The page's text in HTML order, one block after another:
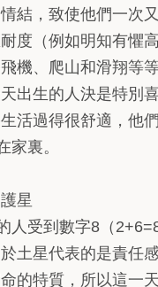
結，致使他們一次
度（例如明知有懼
機、爬山和滑翔等
出生的人決是特別
活過得很舒適，他
家裏。
星
人受到數字8（
土星代表的是責任
的特質，所以這一